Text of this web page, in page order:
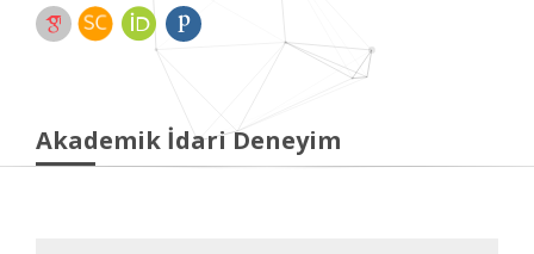
Akademik İdari Deneyim